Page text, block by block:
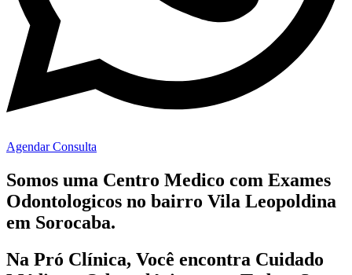
Agendar Consulta
Somos uma Centro Medico com Exames
Odontologicos no bairro Vila Leopoldina
em Sorocaba.
Na Pró Clínica, Você encontra Cuidado